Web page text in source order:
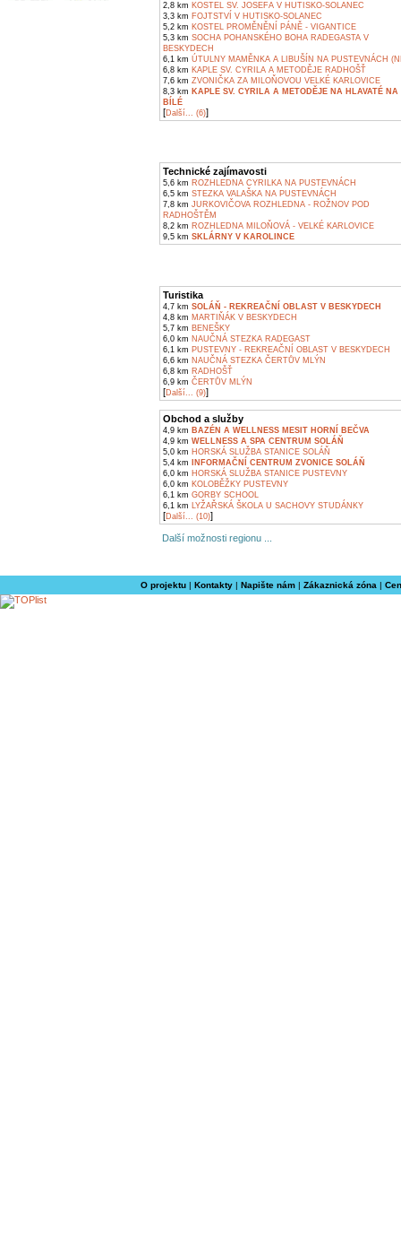
2,8 km KOSTEL SV. JOSEFA V HUTISKO-SOLANEC
3,3 km FOJTSTVÍ V HUTISKO-SOLANEC
5,2 km KOSTEL PROMĚNĚNÍ PÁNĚ - VIGANTICE
5,3 km SOCHA POHANSKÉHO BOHA RADEGASTA V
BESKYDECH
6,1 km ÚTULNY MAMĚNKA A LIBUŠÍN NA PUSTEVNÁCH
6,8 km KAPLE SV. CYRILA A METODĚJE RADHOŠŤ
7,6 km ZVONIČKA ZA MILOŇOVOU VELKÉ KARLOVICE
8,3 km KAPLE SV. CYRILA A METODĚJE NA HLAVATÉ NA
BÍLÉ
[Další... (6)]
Technické zajímavosti
5,6 km ROZHLEDNA CYRILKA NA PUSTEVNÁCH
6,5 km STEZKA VALAŠKA NA PUSTEVNÁCH
7,8 km JURKOVIČOVA ROZHLEDNA - ROŽNOV POD
RADHOŠTĚM
8,2 km ROZHLEDNA MILOŇOVÁ - VELKÉ KARLOVICE
9,5 km SKLÁRNY V KAROLINCE
Turistika
4,7 km SOLÁŇ - REKREAČNÍ OBLAST V BESKYDECH
4,8 km MARTIŇÁK V BESKYDECH
5,7 km BENEŠKY
6,0 km NAUČNÁ STEZKA RADEGAST
6,1 km PUSTEVNY - REKREAČNÍ OBLAST V BESKYDECH
6,6 km NAUČNÁ STEZKA ČERTŮV MLÝN
6,8 km RADHOŠŤ
6,9 km ČERTŮV MLÝN
[Další... (9)]
Obchod a služby
4,9 km BAZÉN A WELLNESS MESIT HORNÍ BEČVA
4,9 km WELLNESS A SPA CENTRUM SOLÁŇ
5,0 km HORSKÁ SLUŽBA STANICE SOLÁŇ
5,4 km
INFORMAČNÍ CENTRUM ZVONICE SOLÁŇ
6,0 km HORSKÁ SLUŽBA STANICE PUSTEVNY
6,0 km KOLOBĚŽKY PUSTEVNY
6,1 km GORBY SCHOOL
6,1 km LYŽAŘSKÁ ŠKOLA U SACHOVY STUDÁNKY
[Další... (10)]
Další možnosti regionu ...
O projektu| Kontakty| Napište nám| Zákaznická zóna |